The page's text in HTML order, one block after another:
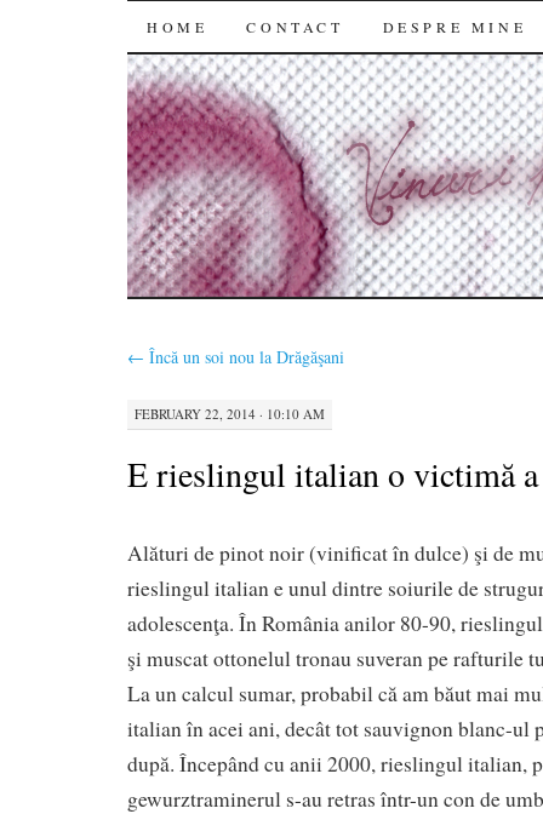
SKIP
TO
CONTENT
HOME CONTACT DESPRE MINE
← Încă un soi nou la Drăgăşani
FEBRUARY 22, 2014 · 10:10 AM
E rieslingul italian o victimă
Alături de pinot noir (vinificat în dulce) şi de
rieslingul italian e unul dintre soiurile de
adolescenţa. În România anilor 80-90,
şi muscat ottonelul tronau suveran pe rafturile
La un calcul sumar, probabil că am băut mai
italian în acei ani, decât tot sauvignon blanc-ul
după. Începând cu anii 2000, rieslingul italian,
gewurztraminerul s-au retras într-un con de